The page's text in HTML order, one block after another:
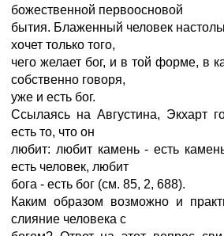
божественной первоосновой
бытия. Блаженный человек
хочет только того,
чего желает бог, и в той форме, в
собственно говоря,
уже и есть бог.
Ссылаясь на Августина, Экхарт
есть то, что он
любит: любит камень - есть
есть человек, любит
бога - есть бог (см. 85, 2, 688).
Каким образом возможно и
слияние человека с